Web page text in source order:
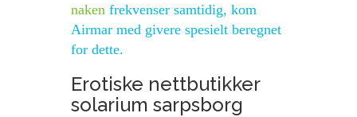
naken frekvenser samtidig, kom
Airmar med givere spesielt beregnet
for dette.
Erotiske nettbutikker
solarium sarpsborg